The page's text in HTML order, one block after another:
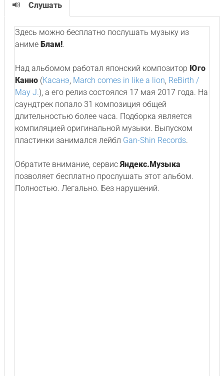
Слушать
Здесь можно бесплатно послушать музыку из
аниме Блам!.
Над альбомом работал японский композитор Юго
Канно(Касанэ, March comes in like a lion, ReBirth /
May J.), а его релиз состоялся 17 мая 2017 года. На
саундтрек попало 31 композиция общей
длительностью более часа. Подборка является
компиляцией оригинальной музыки. Выпуском
пластинки занимался лейбл Gan-Shin Records.
Обратите внимание, сервисЯндекс.Музыка
позволяет бесплатно прослушать этот альбом.
Полностью. Легально. Без нарушений.